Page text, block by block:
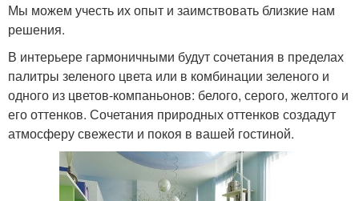
Мы можем учесть их опыт и заимствовать близкие нам
решения.
В интерьере гармоничными будут сочетания в пределах
палитры зеленого цвета или в комбинации зеленого и
одного из цветов-компаньонов: белого, серого, желтого и
его оттенков. Сочетания природных оттенков создадут
атмосферу свежести и покоя в вашей гостиной.